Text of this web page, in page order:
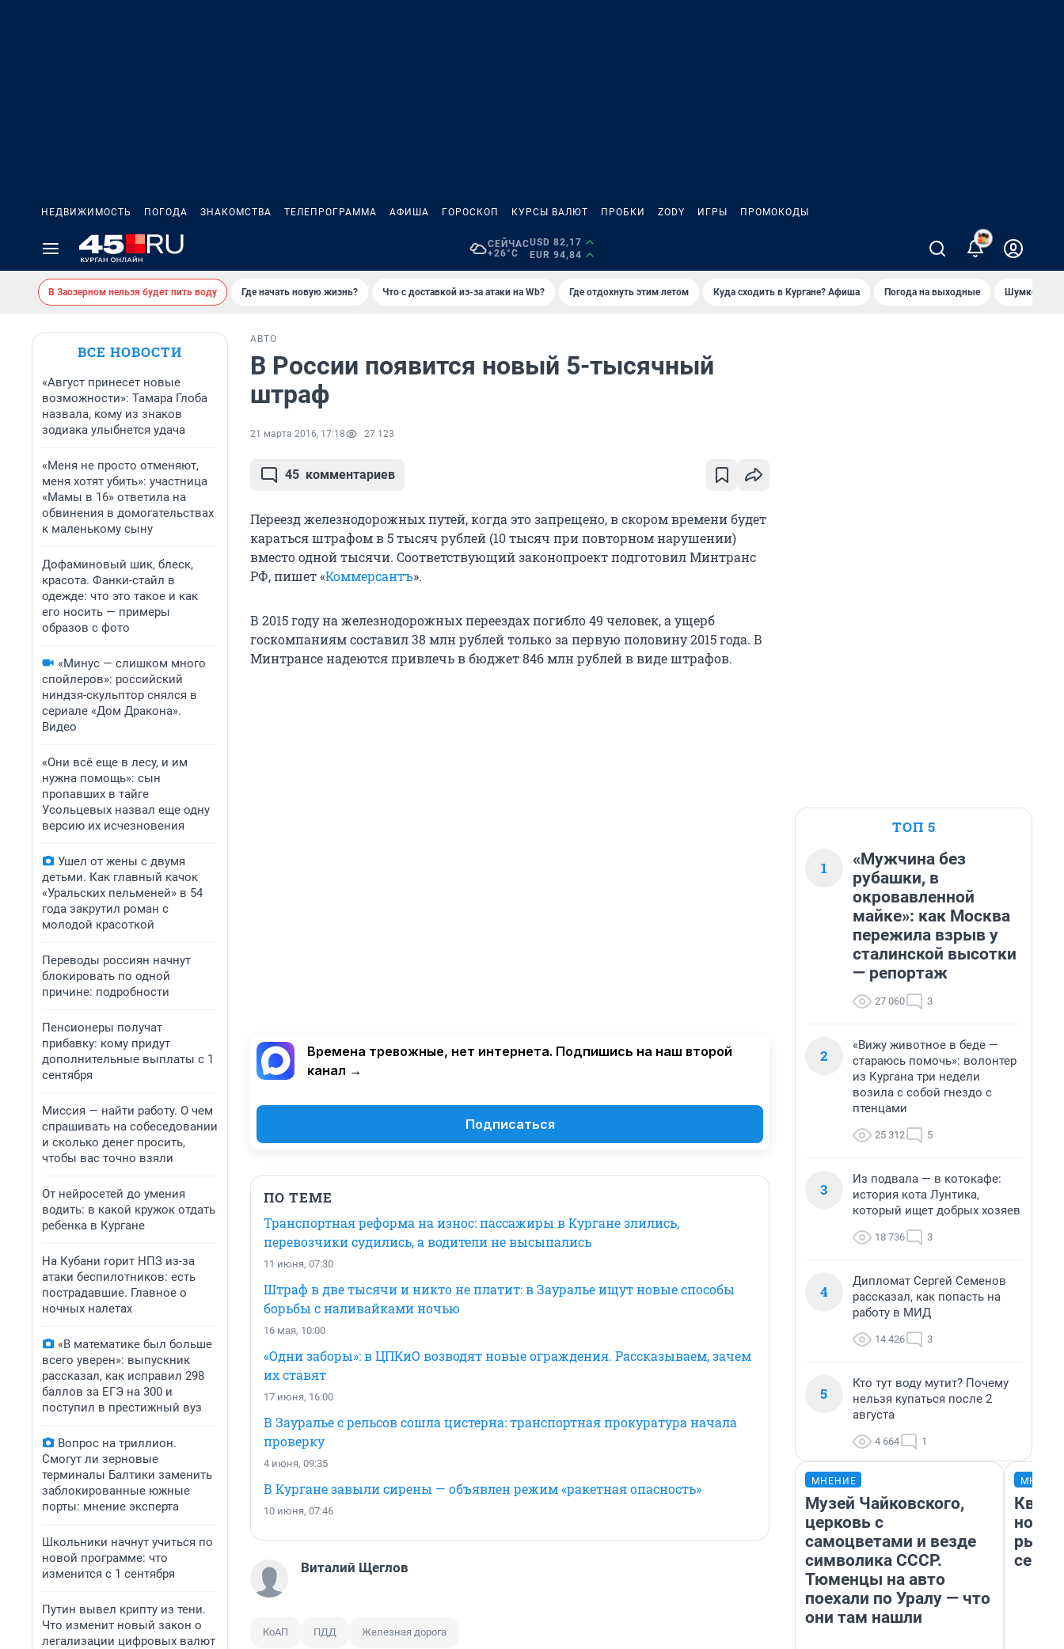
НЕДВИЖИМОСТЬ ПОГОДА ЗНАКОМСТВА ТЕЛЕПРОГРАММА АФИША ГОРОСКОП КУРСЫ ВАЛЮТ ПРОБКИ ZODY ИГРЫ ПРОМОКОДЫ
СЕЙЧАС
+26°C
USD 82,17
EUR 94,84
В Заозерном нельзя будет пить воду Где начать новую жизнь? Что с доставкой из-за атаки на Wb? Где отдохнуть этим летом Куда сходить в Кургане? Афиша Погода на выходные Шумков в
ВСЕ НОВОСТИ
«Август принесет новые
возможности»: Тамара Глоба
назвала, кому из знаков
зодиака улыбнется удача
«Меня не просто отменяют,
меня хотят убить»: участница
«Мамы в 16» ответила на
обвинения в домогательствах
к маленькому сыну
Дофаминовый шик, блеск,
красота. Фанки-стайл в
одежде: что это такое и как
его носить — примеры
образов с фото
«Минус — слишком много
спойлеров»: российский
ниндзя-скульптор снялся в
сериале «Дом Дракона».
Видео
«Они всё еще в лесу, и им
нужна помощь»: сын
пропавших в тайге
Усольцевых назвал еще одну
версию их исчезновения
Ушел от жены с двумя
детьми. Как главный качок
«Уральских пельменей» в 54
года закрутил роман с
молодой красоткой
Переводы россиян начнут
блокировать по одной
причине: подробности
Пенсионеры получат
прибавку: кому придут
дополнительные выплаты с 1
сентября
Миссия — найти работу. О чем
спрашивать на собеседовании
и сколько денег просить,
чтобы вас точно взяли
От нейросетей до умения
водить: в какой кружок отдать
ребенка в Кургане
На Кубани горит НПЗ из-за
атаки беспилотников: есть
пострадавшие. Главное о
ночных налетах
«В математике был больше
всего уверен»: выпускник
рассказал, как исправил 298
баллов за ЕГЭ на 300 и
поступил в престижный вуз
Вопрос на триллион.
Смогут ли зерновые
терминалы Балтики заменить
заблокированные южные
порты: мнение эксперта
Школьники начнут учиться по
новой программе: что
изменится с 1 сентября
Путин вывел крипту из тени.
Что изменит новый закон о
легализации цифровых валют
АВТО
В России появится новый 5-тысячный
штраф
21 марта 2016, 17:18 27 123
45 комментариев
Переезд железнодорожных путей, когда это запрещено, в скором времени будет
караться штрафом в 5 тысяч рублей (10 тысяч при повторном нарушении)
вместо одной тысячи. Соответствующий законопроект подготовил Минтранс
РФ, пишет «Коммерсантъ».
В 2015 году на железнодорожных переездах погибло 49 человек, а ущерб
госкомпаниям составил 38 млн рублей только за первую половину 2015 года. В
Минтрансе надеются привлечь в бюджет 846 млн рублей в виде штрафов.
Времена тревожные, нет интернета. Подпишись на наш второй
канал →
Подписаться
ПО ТЕМЕ
Транспортная реформа на износ: пассажиры в Кургане злились,
перевозчики судились, а водители не высыпались
11 июня, 07:30
Штраф в две тысячи и никто не платит: в Зауралье ищут новые способы
борьбы с наливайками ночью
16 мая, 10:00
«Одни заборы»: в ЦПКиО возводят новые ограждения. Рассказываем, зачем
их ставят
17 июня, 16:00
В Зауралье с рельсов сошла цистерна: транспортная прокуратура начала
проверку
4 июня, 09:35
В Кургане завыли сирены — объявлен режим «ракетная опасность»
10 июня, 07:46
Виталий Щеглов
КоАП ПДД Железная дорога
ТОП 5
1
«Мужчина без
рубашки, в
окровавленной
майке»: как Москва
пережила взрыв у
сталинской высотки
— репортаж
27 060 3
2
«Вижу животное в беде —
стараюсь помочь»: волонтер
из Кургана три недели
возила с собой гнездо с
птенцами
25 312 5
3
Из подвала — в котокафе:
история кота Лунтика,
который ищет добрых хозяев
18 736 3
4
Дипломат Сергей Семенов
рассказал, как попасть на
работу в МИД
14 426 3
5
Кто тут воду мутит? Почему
нельзя купаться после 2
августа
4 664 1
МНЕНИЕ
Музей Чайковского,
церковь с
самоцветами и везде
символика СССР.
Тюменцы на авто
поехали по Уралу — что
они там нашли
но